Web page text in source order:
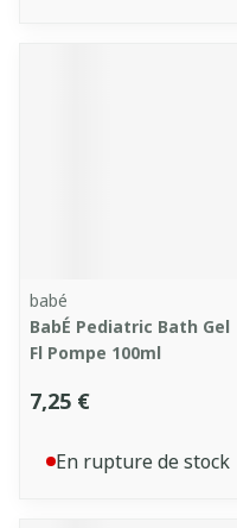
babé
BabÉ Pediatric Bath Gel
Fl Pompe 100ml
7,25 €
En rupture de stock